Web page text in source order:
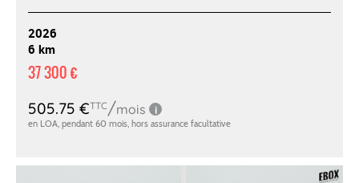
2026
6 km
37 300 €